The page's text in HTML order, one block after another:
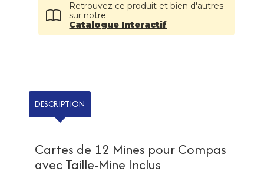
Retrouvez ce produit et bien d'autres
sur notre
Catalogue Interactif
DESCRIPTION
Cartes de 12 Mines pour Compas
avec Taille-Mine Inclus